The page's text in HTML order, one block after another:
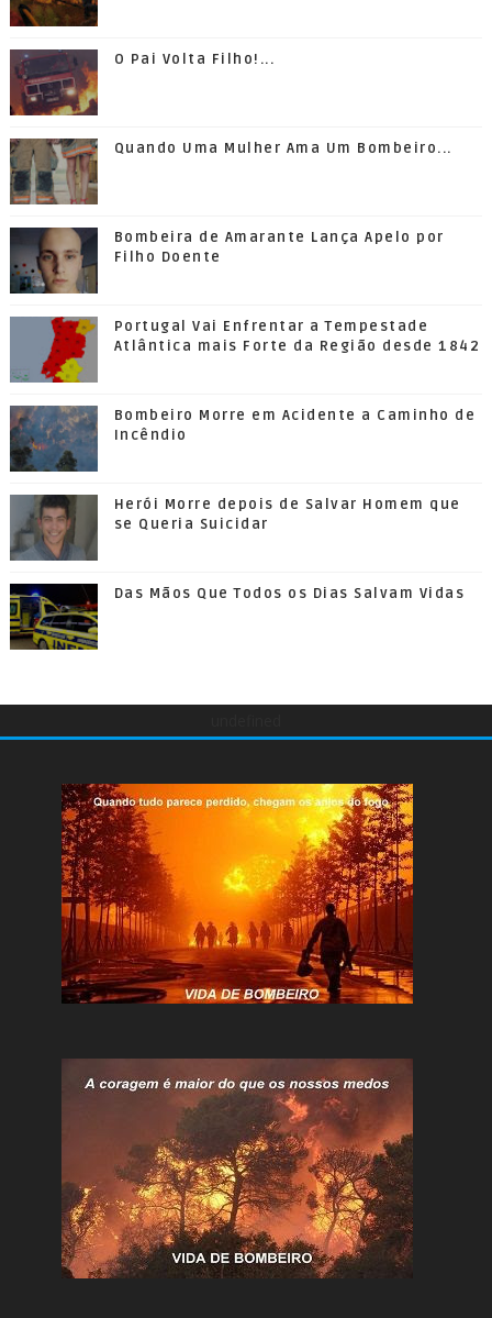
O Pai Volta Filho!...
Quando Uma Mulher Ama Um Bombeiro...
Bombeira de Amarante Lança Apelo por
Filho Doente
Portugal Vai Enfrentar a Tempestade
Atlântica mais Forte da Região desde 1842
Bombeiro Morre em Acidente a Caminho de
Incêndio
Herói Morre depois de Salvar Homem que
se Queria Suicidar
Das Mãos Que Todos os Dias Salvam Vidas